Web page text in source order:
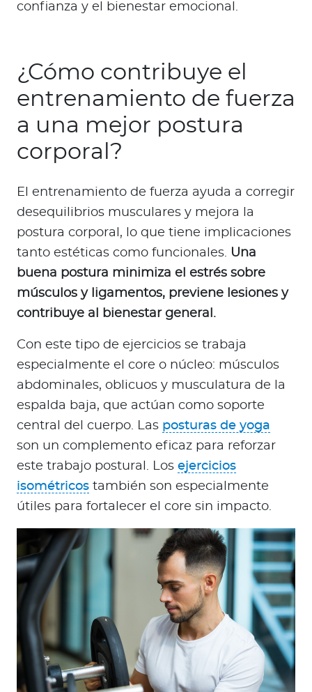
confianza y el bienestar emocional.
¿Cómo contribuye el
entrenamiento de fuerza
a una mejor postura
corporal?
El entrenamiento de fuerza ayuda a corregir
desequilibrios musculares y mejora la
postura corporal, lo que tiene implicaciones
tanto estéticas como funcionales. Una
buena postura minimiza el estrés sobre
músculos y ligamentos, previene lesiones y
contribuye al bienestar general.
Con este tipo de ejercicios se trabaja
especialmente el core o núcleo: músculos
abdominales, oblicuos y musculatura de la
espalda baja, que actúan como soporte
central del cuerpo. Las posturas de yoga
son un complemento eficaz para reforzar
este trabajo postural. Los ejercicios
isométricos también son especialmente
útiles para fortalecer el core sin impacto.